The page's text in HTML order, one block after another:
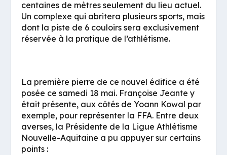
centaines de mètres seulement du lieu actuel.
Un complexe qui abritera plusieurs sports, mais
dont la piste de 6 couloirs sera exclusivement
réservée à la pratique de l’athlétisme.
La première pierre de ce nouvel édifice a été
posée ce samedi 18 mai. Françoise Jeante y
était présente, aux côtés de Yoann Kowal par
exemple, pour représenter la FFA. Entre deux
averses, la Présidente de la Ligue Athlétisme
Nouvelle-Aquitaine a pu appuyer sur certains
points :